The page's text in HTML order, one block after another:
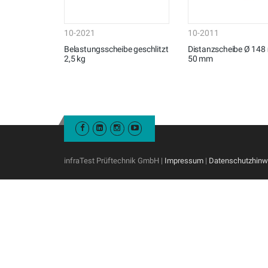
10-2021
Belastungsscheibe geschlitzt
2,5 kg
10-2011
Distanzscheibe Ø 148
50 mm
infraTest Prüftechnik GmbH | Impressum |